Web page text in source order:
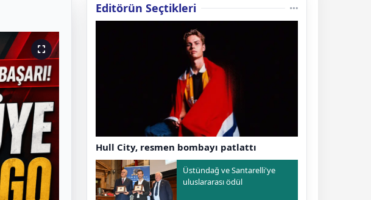
Editörün Seçtikleri
Hull City, resmen bombayı patlattı
Üstündağ ve Santarelli'ye
uluslararası ödül